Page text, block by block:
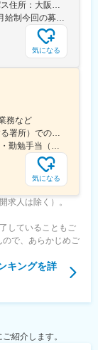
気になる
務など
気になる
求人は除く）。
していることもご
で、あらかじめご
キングを詳
紹介します。